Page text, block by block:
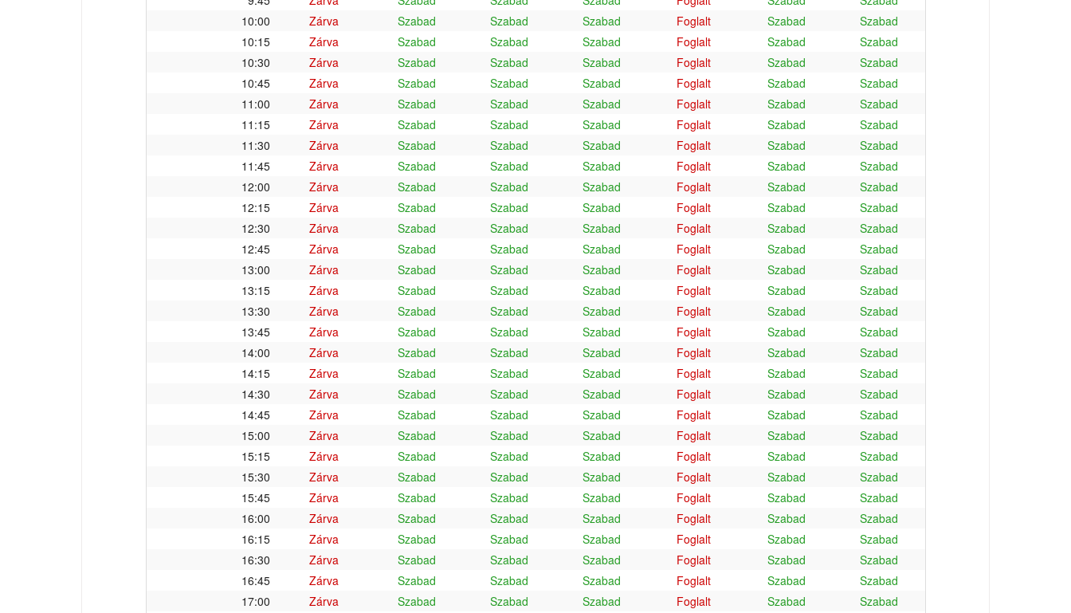
10:00
Zárva Szabad Szabad Szabad Foglalt Szabad
Szabad
10:15
Zárva Szabad Szabad Szabad Foglalt Szabad
Szabad
10:30
Zárva Szabad Szabad Szabad Foglalt Szabad
Szabad
10:45
Zárva Szabad Szabad Szabad Foglalt Szabad
Szabad
11:00
Zárva Szabad Szabad Szabad Foglalt Szabad
Szabad
11:15
Zárva Szabad Szabad Szabad Foglalt Szabad
Szabad
11:30
Zárva Szabad Szabad Szabad Foglalt Szabad
Szabad
11:45
Zárva Szabad Szabad Szabad Foglalt Szabad
Szabad
12:00
Zárva Szabad Szabad Szabad Foglalt Szabad
Szabad
12:15
Zárva Szabad Szabad Szabad Foglalt Szabad
Szabad
12:30
Zárva Szabad Szabad Szabad Foglalt Szabad
Szabad
12:45
Zárva Szabad Szabad Szabad Foglalt Szabad
Szabad
13:00
Zárva Szabad Szabad Szabad Foglalt Szabad
Szabad
13:15
Zárva Szabad Szabad Szabad Foglalt Szabad
Szabad
13:30
Zárva Szabad Szabad Szabad Foglalt Szabad
Szabad
13:45
Zárva Szabad Szabad Szabad Foglalt Szabad
Szabad
14:00
Zárva Szabad Szabad Szabad Foglalt Szabad
Szabad
14:15
Zárva Szabad Szabad Szabad Foglalt Szabad
Szabad
14:30
Zárva Szabad Szabad Szabad Foglalt Szabad
Szabad
14:45
Zárva Szabad Szabad Szabad Foglalt Szabad
Szabad
15:00
Zárva Szabad Szabad Szabad Foglalt Szabad
Szabad
15:15
Zárva Szabad Szabad Szabad Foglalt Szabad
Szabad
15:30
Zárva Szabad Szabad Szabad Foglalt Szabad
Szabad
15:45
Zárva Szabad Szabad Szabad Foglalt Szabad
Szabad
16:00
Zárva Szabad Szabad Szabad Foglalt Szabad
Szabad
16:15
Zárva Szabad Szabad Szabad Foglalt Szabad
Szabad
16:30
Zárva Szabad Szabad Szabad Foglalt Szabad
Szabad
16:45
Zárva Szabad Szabad Szabad Foglalt Szabad
Szabad
17:00
Zárva Szabad Szabad Szabad Foglalt Szabad
Szabad